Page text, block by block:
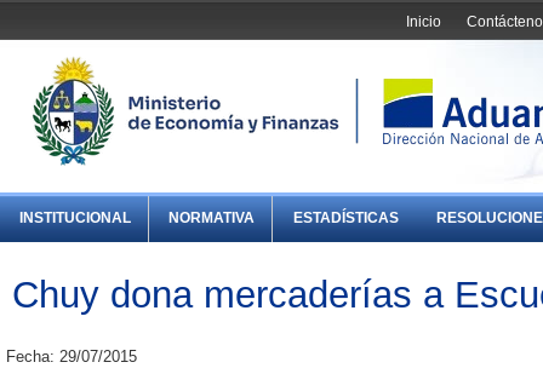
Inicio
INSTITUCIONAL NORMATIVA ESTADÍSTICAS
Chuy dona mercaderías a
Fecha: 29/07/2015